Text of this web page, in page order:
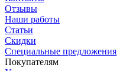
Отзывы
Наши работы
Статьи
Скидки
Специальные предложения
Покупателям